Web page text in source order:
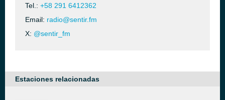
Tel.: +58 291 6412362
Email: radio@sentir.fm
X: @sentir_fm
Estaciones relacionadas